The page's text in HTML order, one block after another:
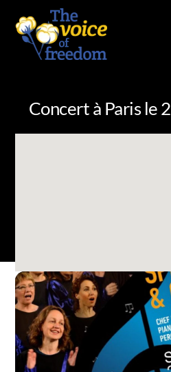
content
Concert à Paris le